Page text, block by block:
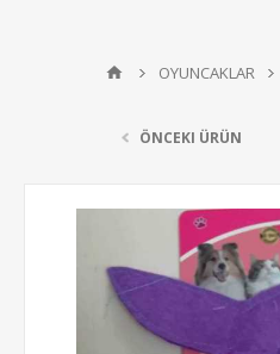
OYUNCAKLAR
ÖNCEKI ÜRÜN